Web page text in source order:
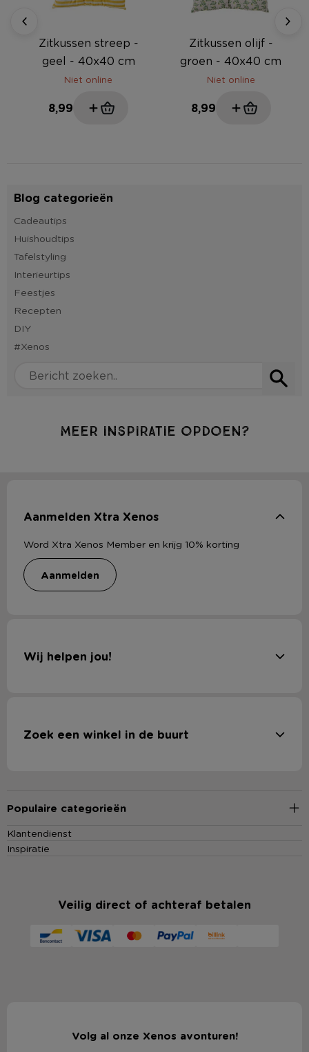
Zitkussen streep -
geel - 40x40 cm
Niet online
8,99
Zitkussen olijf -
groen - 40x40 cm
Niet online
8,99
Blog categorieën
Cadeautips
Huishoudtips
Tafelstyling
Interieurtips
Feestjes
Recepten
DIY
#Xenos
Meer inspiratie opdoen?
Aanmelden Xtra Xenos
Word Xtra Xenos Member en krijg 10% korting
aanmelden
Wij helpen jou!
Zoek een winkel in de buurt
Populaire categorieën
Klantendienst
Inspiratie
Veilig direct of achteraf betalen
Volg al onze Xenos avonturen!